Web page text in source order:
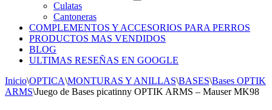
Culatas
Cantoneras
COMPLEMENTOS Y ACCESORIOS PARA PERROS
PRODUCTOS MAS VENDIDOS
BLOG
ULTIMAS RESEÑAS EN GOOGLE
Inicio\OPTICA\MONTURAS Y ANILLAS\BASES\Bases OPTIK
ARMS\Juego de Bases picatinny OPTIK ARMS – Mauser MK98